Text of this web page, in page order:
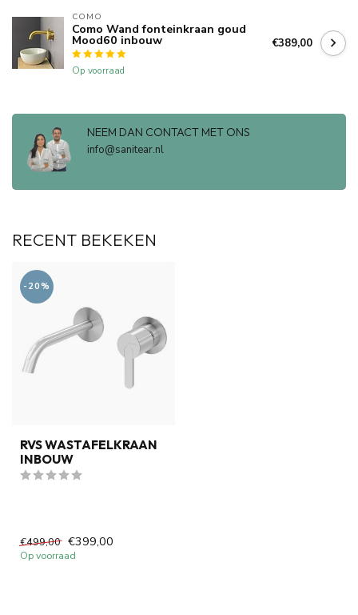
COMO
Como Wand fonteinkraan goud
Mood60 inbouw
Op voorraad
€389,00
NEEM DAN CONTACT MET ONS
info@sanitear.nl
RECENT BEKEKEN
-20%
RVS WASTAFELKRAAN
INBOUW
€499,00 €399,00
Op voorraad